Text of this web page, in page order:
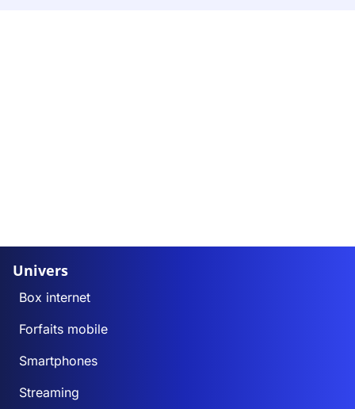
Univers
Box internet
Forfaits mobile
Smartphones
Streaming